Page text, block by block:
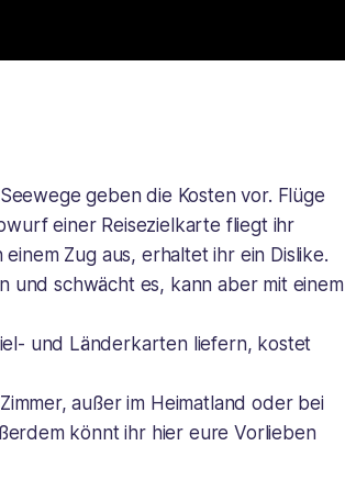
geben die Kosten vor. Flüge
einer Reisezielkarte fliegt ihr
Zug aus, erhaltet ihr ein Dislike.
und schwächt es, kann aber mit einem
und Länderkarten liefern, kostet
außer im Heimatland oder bei
könnt ihr hier eure Vorlieben